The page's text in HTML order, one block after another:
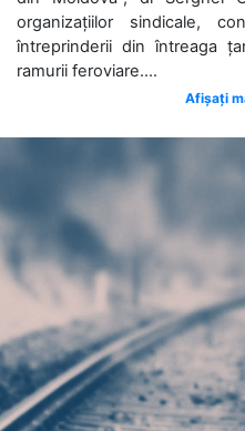
organizațiilor sindicale,
întreprinderii din întreaga
ramurii feroviare....
Afișați